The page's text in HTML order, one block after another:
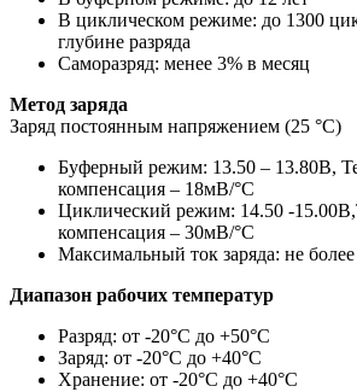
В циклическом режиме: до 1300
глубине разряда
Саморазряд: менее 3% в месяц
Метод заряда
Заряд постоянным напряжением (25 °С)
Буферный режим: 13.50 – 13.80В,
компенсация – 18мВ/°С
Циклический режим: 14.50 -
компенсация – 30мВ/°С
Максимальный ток заряда: не
Диапазон рабочих температур
Разряд: от -20°С до +50°С
Заряд: от -20°С до +40°С
Хранение: от -20°С до +40°С